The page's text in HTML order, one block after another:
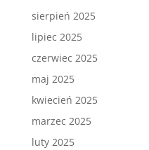
sierpień 2025
lipiec 2025
czerwiec 2025
maj 2025
kwiecień 2025
marzec 2025
luty 2025